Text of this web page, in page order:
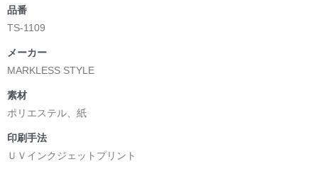
品番
TS-1109
メーカー
MARKLESS STYLE
素材
ポリエステル、紙
印刷手法
ＵＶインクジェットプリント